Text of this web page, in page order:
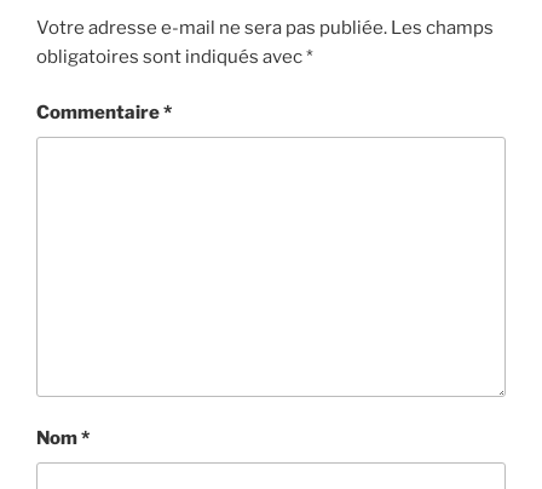
Votre adresse e-mail ne sera pas publiée. Les champs
obligatoires sont indiqués avec*
Commentaire*
Nom*